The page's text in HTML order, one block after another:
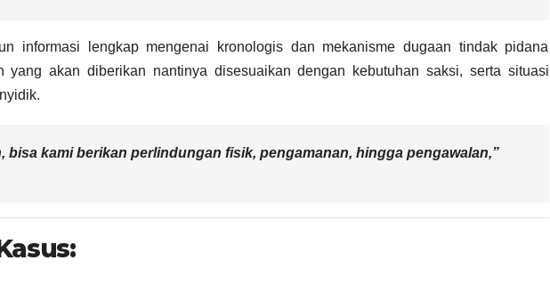
informasi lengkap mengenai kronologis dan mekanisme dugaan tindak pidana
yang akan diberikan nantinya disesuaikan dengan kebutuhan saksi, serta situasi
bisa kami berikan perlindungan fisik, pengamanan, hingga pengawalan,”